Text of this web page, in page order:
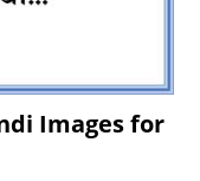
Images for